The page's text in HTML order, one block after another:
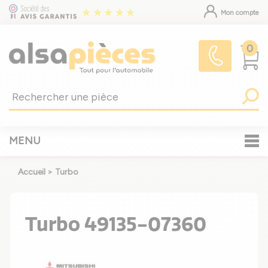
Mon compte
0
MENU
Accueil > Turbo
Turbo 49135-07360